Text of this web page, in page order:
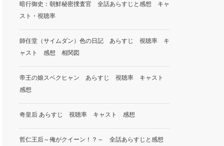
暗行御史：朝鮮秘密捜査官 全話あらすじと感想 キャ
スト・視聴率
師任堂（サイムダン）色の日記 あらすじ 視聴率 キ
ャスト 感想 相関図
帝王の娘スベクヒャン あらすじ 視聴率 キャスト
感想
奇皇后 あらすじ 視聴率 キャスト 感想
哲仁王后～俺がクイーン！？～ 全話あらすじと感想